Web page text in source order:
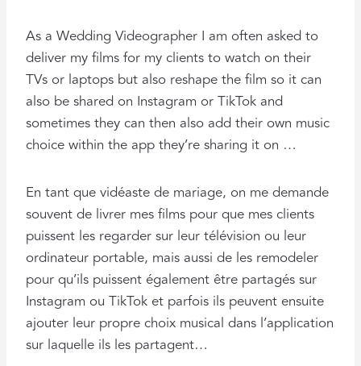
As a Wedding Videographer I am often asked to
deliver my films for my clients to watch on their
TVs or laptops but also reshape the film so it can
also be shared on Instagram or TikTok and
sometimes they can then also add their own music
choice within the app they’re sharing it on …
En tant que vidéaste de mariage, on me demande
souvent de livrer mes films pour que mes clients
puissent les regarder sur leur télévision ou leur
ordinateur portable, mais aussi de les remodeler
pour qu’ils puissent également être partagés sur
Instagram ou TikTok et parfois ils peuvent ensuite
ajouter leur propre choix musical dans l’application
sur laquelle ils les partagent…